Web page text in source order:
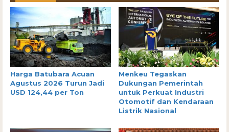
Harga Batubara Acuan
Agustus 2026 Turun Jadi
USD 124,44 per Ton
Menkeu Tegaskan
Dukungan Pemerintah
untuk Perkuat Industri
Otomotif dan Kendaraan
Listrik Nasional